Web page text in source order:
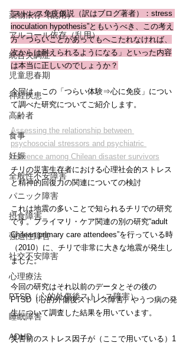
薬物依存（乱用）
アルコール依存（乱用）
統合失調症
児童思春期
神経疾患
高齢者
食事
妊娠
全般性不安障害
パニック障害
摂食障害
強迫性障害
社交不安障害
心理療法
PTSD（心的外傷後ストレス障害）
睡眠障害
ADHD
“ストレス免疫仮説（訳はブログ著者）：stress
inoculation hypothesis”ともいうべき、この考え
方「つらいことがあってもへこたれなければ、
次からは耐えられるようになる」といった内容
は本当に正しいのでしょうか？
今回は、この「つらい体験⇒心に免疫」につい
て調べた研究についてご紹介します。
Assessing the relationship between
psychosocial stressors and psychiatric
resilience among Chilean disaster survivors
チリの災害生存者における心理社会的ストレス
と精神的回復力の関連についての検討
これは地震の多いことで知られるチリでの研究
です。プライマリ・ケア関連の別の研究“adult
Chilean primary care attendees”を行っている時
（2010）に、チリで非常に大きな地震が発生し
ました。
今回の研究はそれ以前のデータとその後の
PTSD（心的外傷後ストレス障害）やうつ病の発
生について調査した結果を用いています。
災害前のストレス因子が（ここで用いている）1